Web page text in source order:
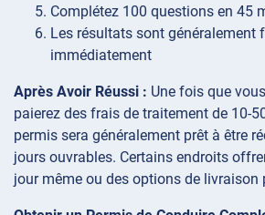
Complétez 100 questions en 45
Les résultats sont généralement
immédiatement
Après Avoir Réussi : Une fois que
paierez des frais de traitement de 10-
permis sera généralement prêt à être
jours ouvrables. Certains endroits
jour même ou des options de livraison